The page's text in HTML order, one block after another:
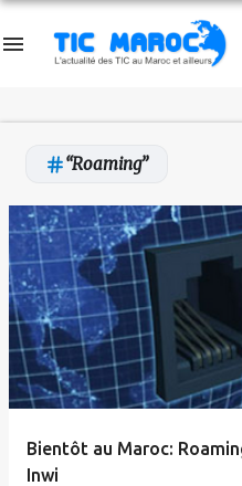
Accéder au
Roaming
A
r
t
Bientôt au Maroc:
Inwi